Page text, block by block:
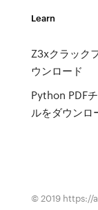
Learn
Z3xクラック
ウンロード
Python PDF
ルをダウンロ
© 2019 https://